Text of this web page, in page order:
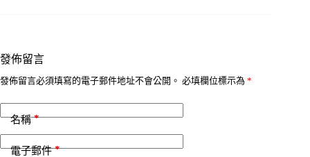
發佈留言
發佈留言必須填寫的電子郵件地址不會公開。 必填欄位標示為 *
名稱*
電子郵件*